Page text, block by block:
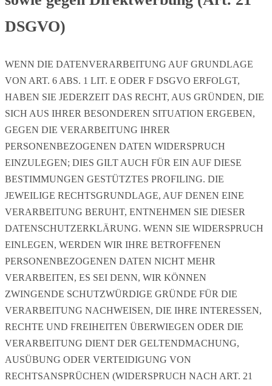
DSGVO)
WENN DIE DATENVERARBEITUNG AUF GRUNDLAGE
VON ART. 6 ABS. 1 LIT. E ODER F DSGVO ERFOLGT,
HABEN SIE JEDERZEIT DAS RECHT, AUS GRÜNDEN, DIE
SICH AUS IHRER BESONDEREN SITUATION ERGEBEN,
GEGEN DIE VERARBEITUNG IHRER
PERSONENBEZOGENEN DATEN WIDERSPRUCH
EINZULEGEN; DIES GILT AUCH FÜR EIN AUF DIESE
BESTIMMUNGEN GESTÜTZTES PROFILING. DIE
JEWEILIGE RECHTSGRUNDLAGE, AUF DENEN EINE
VERARBEITUNG BERUHT, ENTNEHMEN SIE DIESER
DATENSCHUTZERKLÄRUNG. WENN SIE WIDERSPRUCH
EINLEGEN, WERDEN WIR IHRE BETROFFENEN
PERSONENBEZOGENEN DATEN NICHT MEHR
VERARBEITEN, ES SEI DENN, WIR KÖNNEN
ZWINGENDE SCHUTZWÜRDIGE GRÜNDE FÜR DIE
VERARBEITUNG NACHWEISEN, DIE IHRE INTERESSEN,
RECHTE UND FREIHEITEN ÜBERWIEGEN ODER DIE
VERARBEITUNG DIENT DER GELTENDMACHUNG,
AUSÜBUNG ODER VERTEIDIGUNG VON
RECHTSANSPRÜCHEN (WIDERSPRUCH NACH ART. 21